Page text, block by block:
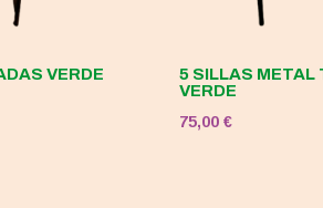
VERDE
5 SILLAS METAL
VERDE
75,00 €